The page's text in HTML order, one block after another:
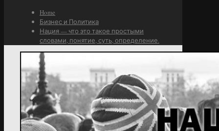
Home
Бизнес и Политика
Нация — что это такое простыми
словами, понятие, суть, определение.